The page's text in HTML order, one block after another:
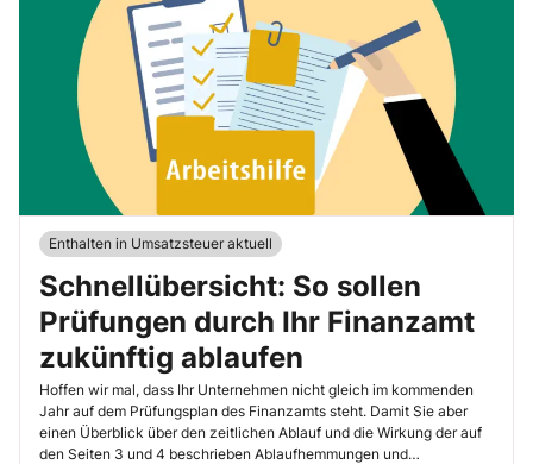
Enthalten in Umsatzsteuer aktuell
Schnellübersicht: So sollen
Prüfungen durch Ihr Finanzamt
zukünftig ablaufen
Hoffen wir mal, dass Ihr Unternehmen nicht gleich im kommenden
Jahr auf dem Prüfungsplan des Finanzamts steht. Damit Sie aber
einen Überblick über den zeitlichen Ablauf und die Wirkung der auf
den Seiten 3 und 4 beschrieben Ablaufhemmungen und